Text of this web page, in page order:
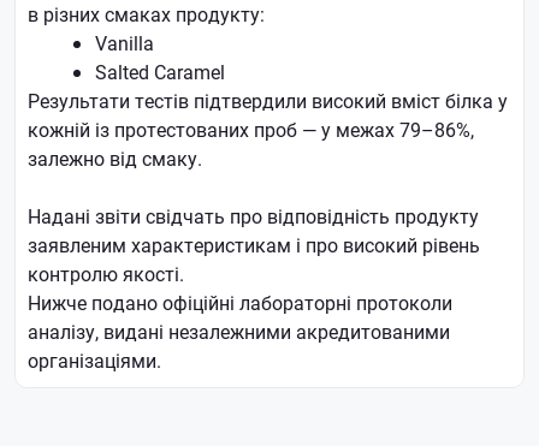
в різних смаках продукту:
Vanilla
Salted Caramel
Результати тестів підтвердили високий вміст білка у
кожній із протестованих проб — у межах 79–86%,
залежно від смаку.
Надані звіти свідчать про відповідність продукту
заявленим характеристикам і про високий рівень
контролю якості.
Нижче подано офіційні лабораторні протоколи
аналізу, видані незалежними акредитованими
організаціями.